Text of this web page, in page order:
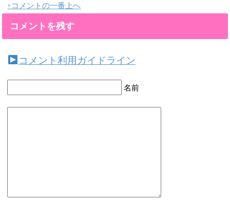
↑コメントの一番上へ
コメントを残す
コメント利用ガイドライン
名前